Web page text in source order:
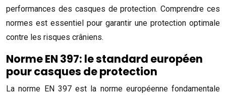
performances des casques de protection. Comprendre ces
normes est essentiel pour garantir une protection optimale
contre les risques crâniens.
Norme EN 397: le standard européen
pour casques de protection
La norme EN 397 est la norme européenne fondamentale